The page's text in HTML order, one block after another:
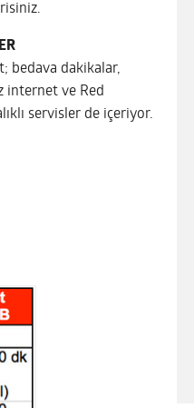
bedava dakikalar,
internet ve Red
servisler de içeriyor.